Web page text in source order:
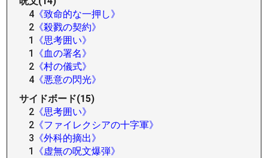
4 《致命的な一押し》
2 《殺戮の契約》
1
《思考囲い》
1
《血の署名》
2 《村の儀式》
4 《悪意の閃光》
サイドボード(15)
2 《思考囲い》
2 《ファイレクシアの十字軍》
3 《外科的摘出》
1
《虚無の呪文爆弾》